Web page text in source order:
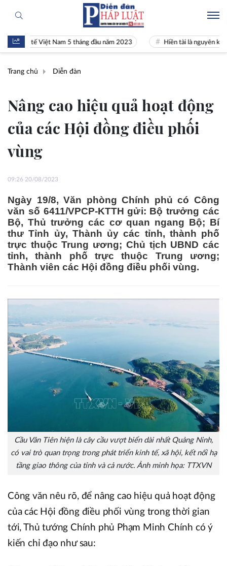
tế Việt Nam 5 tháng đầu năm 2023 Hiền tài là nguyên khí Quốc
Trang chủ Diễn đàn
Nâng cao hiệu quả hoạt động
của các Hội đồng điều phối
vùng
09:26 20/08/2023
Ngày 19/8, Văn phòng Chính phủ có Công
văn số 6411/VPCP-KTTH gửi: Bộ trưởng các
Bộ, Thủ trưởng các cơ quan ngang Bộ; Bí
thư Tỉnh ủy, Thành ủy các tỉnh, thành phố
trực thuộc Trung ương; Chủ tịch UBND các
tỉnh, thành phố trực thuộc Trung ương;
Thành viên các Hội đồng điều phối vùng.
Cầu Vân Tiên hiện là cây cầu vượt biển dài nhất Quảng Ninh,
có vai trò quan trọng trong phát triển kinh tế, xã hội, kết nối hạ
tầng giao thông của tỉnh và cả nước. Ảnh minh họa: TTXVN
Công văn nêu rõ, để nâng cao hiệu quả hoạt động
của các Hội đồng điều phối vùng trong thời gian
tới, Thủ tướng Chính phủ Phạm Minh Chính có ý
kiến chỉ đạo như sau: